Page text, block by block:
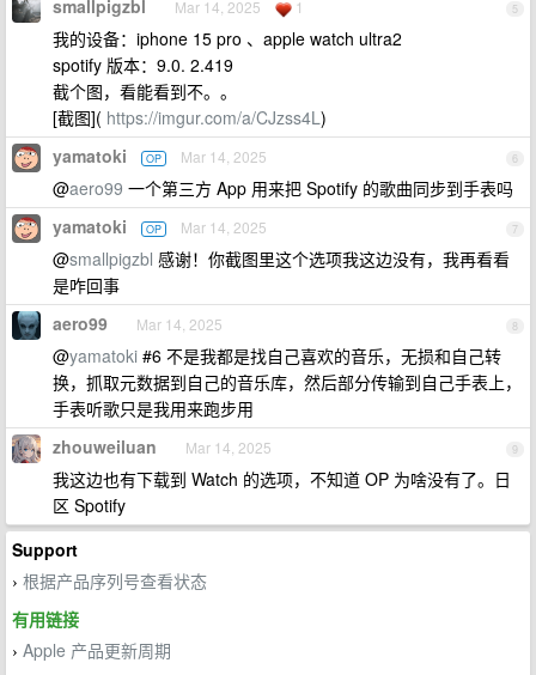
5
smallpigzbl Mar 14, 2025 1
我的设备：iphone 15 pro 、apple watch ultra2
spotify 版本：9.0. 2.419
截个图，看能看到不。。
[截图]( https://imgur.com/a/CJzss4L)
6
yamatoki OP Mar 14, 2025
@aero99 一个第三方 App 用来把 Spotify 的歌曲同步到手表吗
7
yamatoki OP Mar 14, 2025
@smallpigzbl 感谢！你截图里这个选项我这边没有，我再看看
是咋回事
8
aero99 Mar 14, 2025
@yamatoki #6 不是我都是找自己喜欢的音乐，无损和自己转
换，抓取元数据到自己的音乐库，然后部分传输到自己手表上，
手表听歌只是我用来跑步用
9
zhouweiluan Mar 14, 2025
我这边也有下载到 Watch 的选项，不知道 OP 为啥没有了。日
区 Spotify
Support
› 根据产品序列号查看状态
有用链接
› Apple 产品更新周期